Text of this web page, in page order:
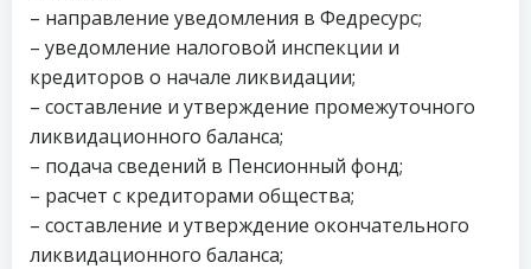
– направление уведомления в Федресурс;
– уведомление налоговой инспекции и
кредиторов о начале ликвидации;
– составление и утверждение промежуточного
ликвидационного баланса;
– подача сведений в Пенсионный фонд;
– расчет с кредиторами общества;
– составление и утверждение окончательного
ликвидационного баланса;